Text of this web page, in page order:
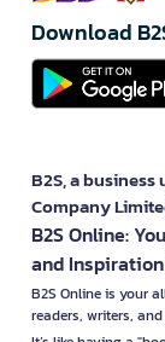
Download
B2S, a
Company
B2S Online:
and
B2S Online is your
readers, writers,